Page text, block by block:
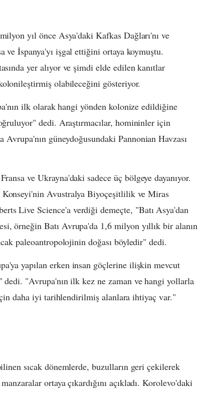
yıl önce Asya'daki Kafkas Dağları'nı ve
ve İspanya'yı işgal ettiğini ortaya koymuştu.
yer alıyor ve şimdi elde edilen kanıtlar
olabileceğini gösteriyor.
ilk olarak hangi yönden kolonize edildiğine
dedi. Araştırmacılar, homininler için
Avrupa'nın güneydoğusundaki Pannonian Havzası
ve Ukrayna'daki sadece üç bölgeye dayanıyor.
Konseyi'nin Avustralya Biyoçeşitlilik ve Miras
Live Science'a verdiği demeçte, "Batı Asya'dan
örneğin Batı Avrupa'da 1,6 milyon yıllık bir alanın
paleoantropolojinin doğası böyledir" dedi.
yapılan erken insan göçlerine ilişkin mevcut
"Avrupa'nın ilk kez ne zaman ve hangi yollarla
daha iyi tarihlendirilmiş alanlara ihtiyaç var."
sıcak dönemlerde, buzulların geri çekilerek
ortaya çıkardığını açıkladı. Korolevo'daki